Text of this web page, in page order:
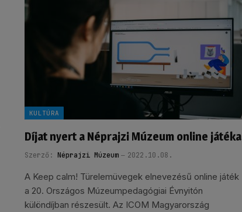
KULTÚRA
Díjat nyert a Néprajzi Múzeum online játéka
Szerző: Néprajzi Múzeum 2022.10.08.
A Keep calm! Türelemüvegek elnevezésű online játék
a 20. Országos Múzeumpedagógiai Évnyitón
különdíjban részesült. Az ICOM Magyarország